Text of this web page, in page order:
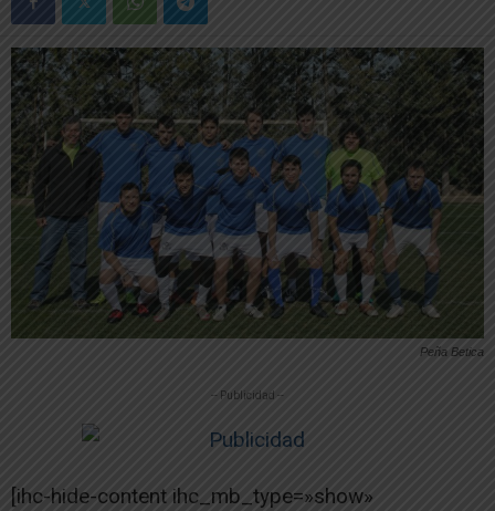
Peña Betica
-- Publicidad --
[ihc-hide-content ihc_mb_type=»show»